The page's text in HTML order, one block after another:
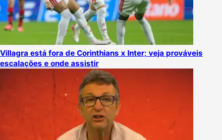
Villagra está fora de Corinthians x Inter; veja prováveis
escalações e onde assistir